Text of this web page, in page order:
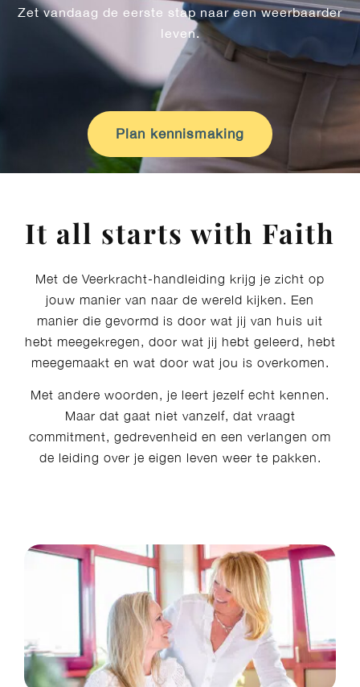
Zet vandaag de eerste stap naar een weerbaarder
leven.
Plan kennismaking
It all starts with Faith
Met de Veerkracht-handleiding krijg je zicht op
jouw manier van naar de wereld kijken. Een
manier die gevormd is door wat jij van huis uit
hebt meegekregen, door wat jij hebt geleerd, hebt
meegemaakt en wat door wat jou is overkomen.
Met andere woorden, je leert jezelf echt kennen.
Maar dat gaat niet vanzelf, dat vraagt
commitment, gedrevenheid en een verlangen om
de leiding over je eigen leven weer te pakken.